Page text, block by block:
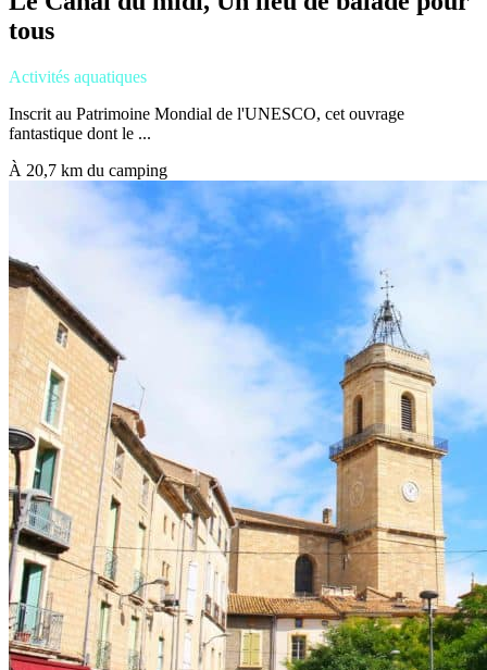
tous
Activités aquatiques
Inscrit au Patrimoine Mondial de l'UNESCO, cet ouvrage
fantastique dont le ...
À 20,7 km du camping